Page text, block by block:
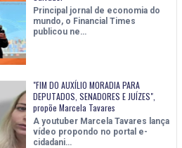
Principal jornal de economia do
mundo, o Financial Times
publicou ne…
"FIM DO AUXÍLIO MORADIA PARA
DEPUTADOS, SENADORES E JUÍZES",
propõe Marcela Tavares
A youtuber Marcela Tavares lança
vídeo propondo no portal e-
cidadani…